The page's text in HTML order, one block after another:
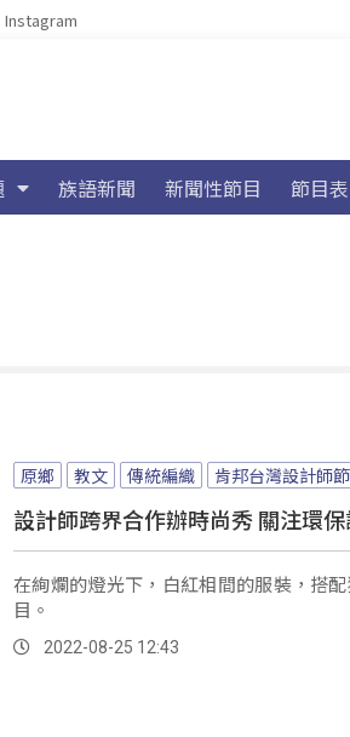
Instagram
族語新聞 新聞性節目 節目表
原鄉 教文 傳統編織 肯邦台灣設計師節
設計師跨界合作辦時尚秀 關注環
在絢爛的燈光下，白紅相間的服裝，搭
目。
2022-08-25 12:43